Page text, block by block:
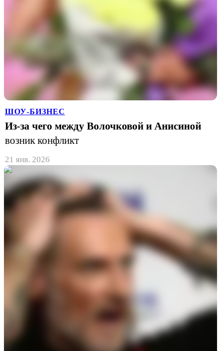
ШОУ-БИЗНЕС
Из-за чего между Волочковой и Анисиной
возник конфликт
21 янв. 2026